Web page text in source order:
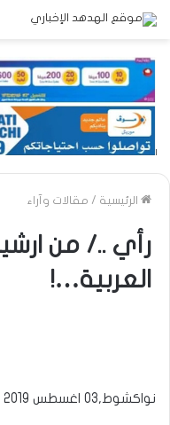
الرئيسية / مقالات وآراء
رأي ../ من
العربية…!
نواكشوط,03 اغسطس 2019 ( الهدهد. م.ص)